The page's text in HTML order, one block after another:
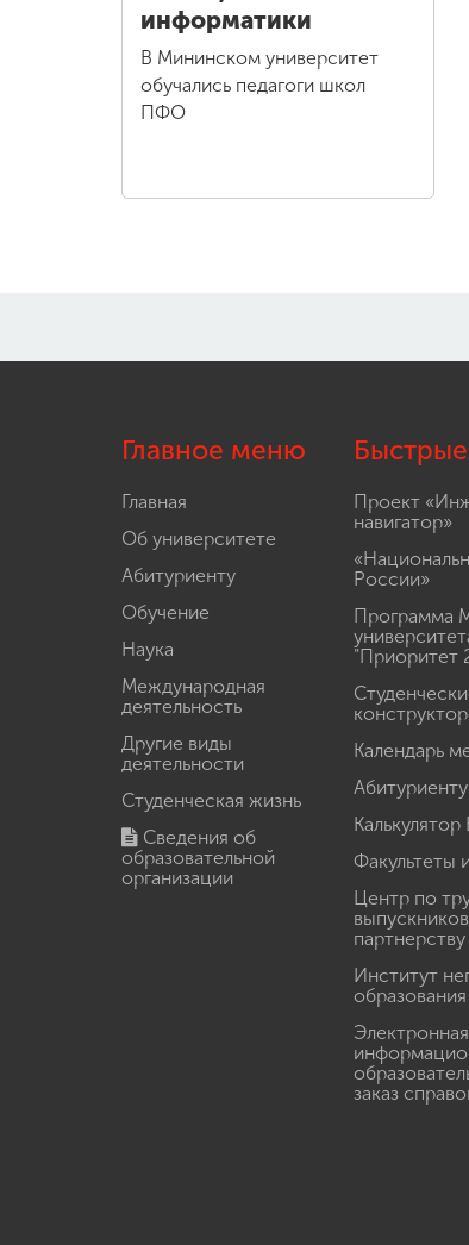
информатики
В Мининском университет
обучались педагоги школ
ПФО
Главное меню
Главная
Об университете
Абитуриенту
Обучение
Наука
Международная
деятельность
Другие виды
деятельности
Студенческая жизнь
Сведения об
образовательной
организации
Проект
навигатор»
России»
Программа
"Приоритет
Календарь
Абитуриенту
Калькулятор
Факультеты
Центр по
партнерству
Институт
образования
Электронная
заказ